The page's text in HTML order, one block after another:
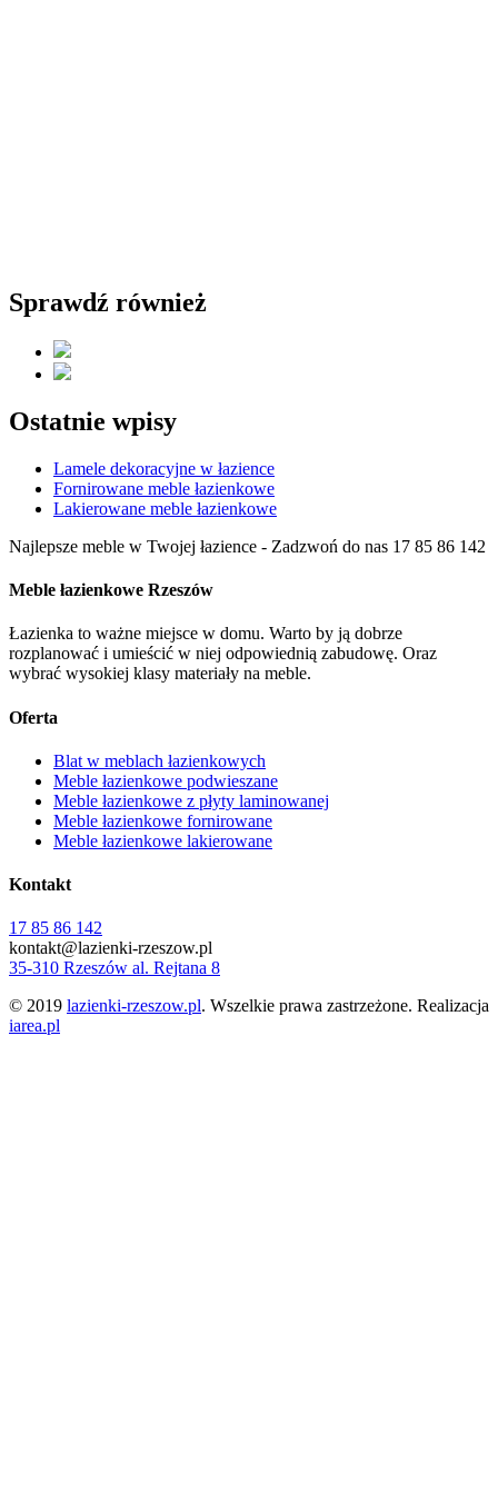
Sprawdź również
Ostatnie wpisy
Lamele dekoracyjne w łazience
Fornirowane meble łazienkowe
Lakierowane meble łazienkowe
Najlepsze meble w Twojej łazience - Zadzwoń do nas 17 85 86 142
Meble łazienkowe Rzeszów
Łazienka to ważne miejsce w domu. Warto by ją dobrze
rozplanować i umieścić w niej odpowiednią zabudowę. Oraz
wybrać wysokiej klasy materiały na meble.
Oferta
Blat w meblach łazienkowych
Meble łazienkowe podwieszane
Meble łazienkowe z płyty laminowanej
Meble łazienkowe fornirowane
Meble łazienkowe lakierowane
Kontakt
17 85 86 142
kontakt@lazienki-rzeszow.pl
35-310 Rzeszów al. Rejtana 8
© 2019 lazienki-rzeszow.pl. Wszelkie prawa zastrzeżone. Realizacja
iarea.pl